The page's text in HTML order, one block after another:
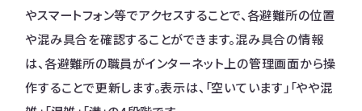
やスマートフォン等でアクセスすることで、各避難所の位置
や混み具合を確認することができます。​混み具合の情報
は、各避難所の職員がインターネット上の管理画面から操
作することで更新します。表示は、「空いています」「やや混